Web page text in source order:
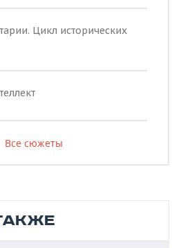
Цикл исторических
Все сюжеты